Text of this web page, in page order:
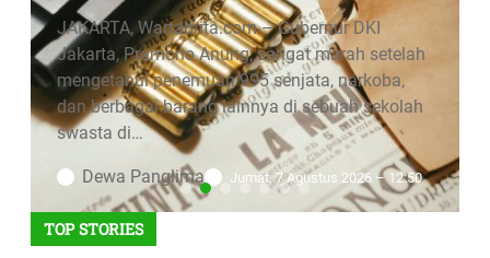
JAKARTA, Wartabrita.com – Gubernur DKI
Jakarta, Pramono Anung, sangat marah setelah
mengetahui penemuan 995 senjata, narkoba,
dan berbagai barang lainnya di sebuah sekolah
swasta di…
Dewa Panglima Jumat, 7 Agustus 2026 – 12:50
TOP STORIES